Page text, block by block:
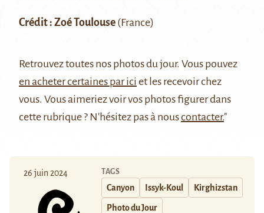
Crédit : Zoé Toulouse (France)
Retrouveztoutes nos photos du jour. Vous pouvez
en acheter certaines par ici et les recevoir chez
vous. Vous aimeriez voir vos photos figurer dans
cette rubrique ? N'hésitez pas à nouscontacter."
26 juin 2024 TAGS
Canyon Issyk-Koul Kirghizstan
Photo du Jour